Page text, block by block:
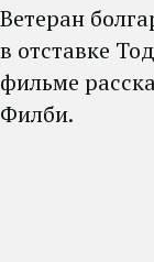
Ветеран
в отставке
фильме
Филби.